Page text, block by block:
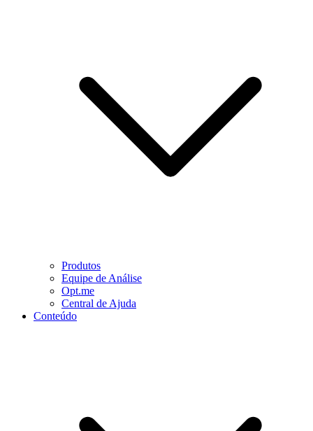
Produtos
Equipe de Análise
Opt.me
Central de Ajuda
Conteúdo